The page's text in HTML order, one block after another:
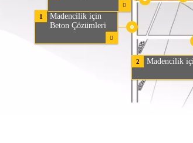
1
Madencilik için
Beton Çözümleri
2 Madencilik